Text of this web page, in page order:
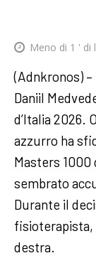
Meno di 1 ' di
(Adnkronos) –
Daniil
d’Italia 2026.
azzurro ha
Masters 1000
sembrato
Durante il
fisioterapista,
destra.